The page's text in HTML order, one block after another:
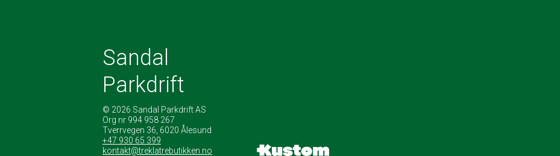
Sandal
Parkdrift
© 2026 Sandal Parkdrift AS
Org nr 994 958 267
Tverrvegen 36, 6020 Ålesund
+47 930 65 399
kontakt@treklatrebutikken.no